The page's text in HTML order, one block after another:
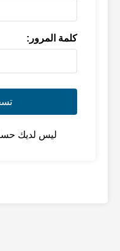
كلمة المرور:
ليس لديك